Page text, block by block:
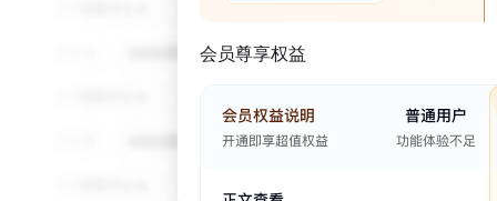
会员尊享权益